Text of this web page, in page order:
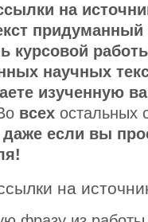
на
научных
изученную
всех остальных
если вы
на